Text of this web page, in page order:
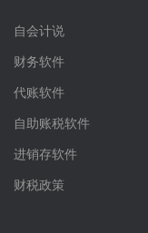
自会计说
财务软件
代账软件
自助账税软件
进销存软件
财税政策